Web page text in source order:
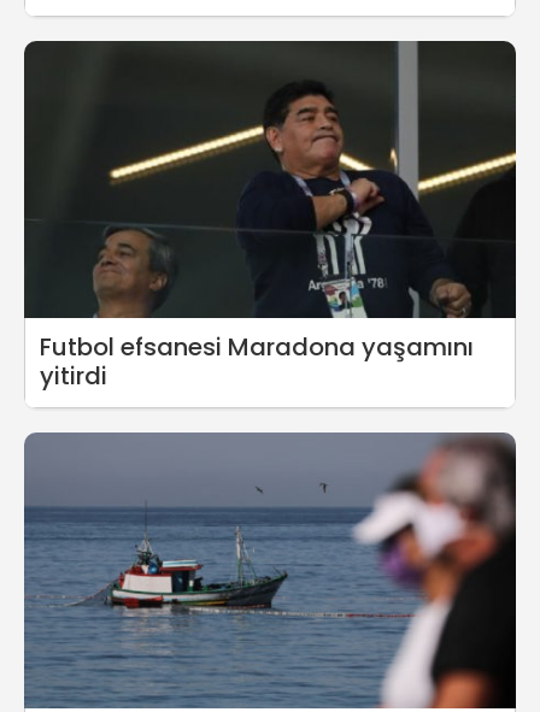
Futbol efsanesi Maradona yaşamını
yitirdi